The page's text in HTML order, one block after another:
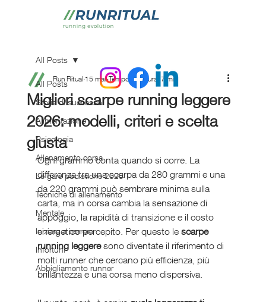
All Posts
Storie di successo
Alimentazione
Psicologia
Allenamento corsa
Le gare podistiche 2025
Tecniche di allenamento
Mentale
Iniziare a correre
Infortuni
Abbigliamento runner
All Posts
Migliori scarpe running leggere
2026: modelli, criteri e scelta
giusta
Run Ritual 15 mar Tempo di lettura: 7 min
Ogni grammo conta quando si corre. La
differenza tra una scarpa da 280 grammi e una
da 220 grammi può sembrare minima sulla
carta, ma in corsa cambia la sensazione di
appoggio, la rapidità di transizione e il costo
energetico percepito. Per questo le scarpe
running leggere sono diventate il riferimento di
molti runner che cercano più efficienza, più
brillantezza e una corsa meno dispersiva.